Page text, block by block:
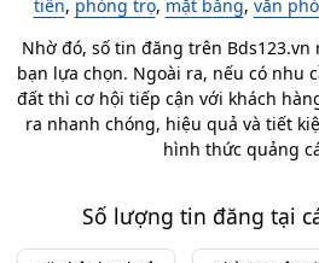
tiền, phòng trọ, mặt bằng, văn
Nhờ đó, số tin đăng trên
bạn lựa chọn. Ngoài ra, nếu có nhu
đất thì cơ hội tiếp cận với khách
ra nhanh chóng, hiệu quả và tiết
hình thức quảng
Số lượng tin đăng tại